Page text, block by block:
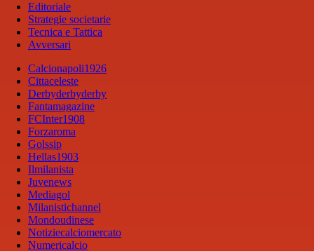
Editoriale
Strategie societarie
Tecnica e Tattica
Avversari
Calcionapoli1926
Cittaceleste
Derbyderbyderby
Fantamagazine
FCInter1908
Forzaroma
Golssip
Hellas1903
Ilmilanista
Juvenews
Mediagol
Milanistichannel
Mondoudinese
Notiziecalciomercato
Numericalcio